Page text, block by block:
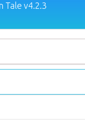
Tale v4.2.3